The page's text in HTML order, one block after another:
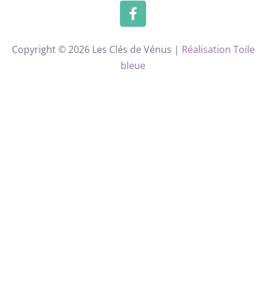
Copyright © 2026 Les Clés de Vénus | Réalisation Toile
bleue